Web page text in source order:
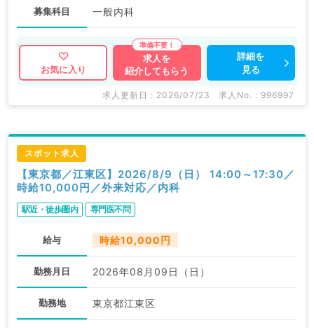
募集科目 一般内科
お気に入り
求人を
紹介してもらう
詳細を
見る
求人更新日 : 2026/07/23 求人No. : 996997
スポット求人
【東京都／江東区】2026/8/9（日） 14:00～17:30／
時給10,000円／外来対応／内科
駅近・徒歩圏内 専門医不問
給与 時給10,000円
勤務月日 2026年08月09日（日）
勤務地 東京都江東区